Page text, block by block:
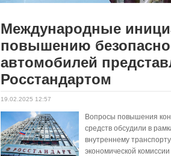
Международные
повышению
автомобилей
Росстандартом
19.02.2025 12:57
Вопросы повышения
средств обсудили в
внутреннему
экономической